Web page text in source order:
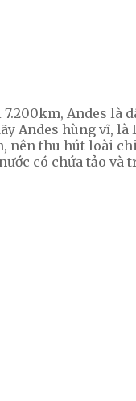
7.200km, Andes là
Andes hùng vĩ, là
nên thu hút loài
có chứa tảo và